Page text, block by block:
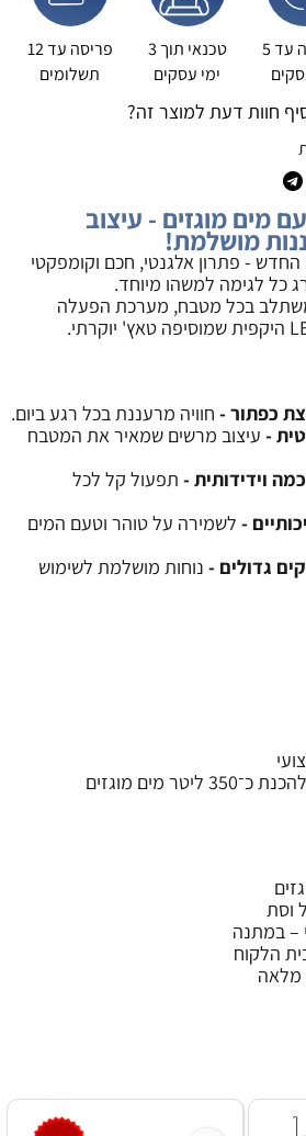
אספקה עד 5
טכנאי תוך 3
ימי עסקים
פריסה עד 12
תשלומים
חוות דעת למוצר זה?
מים מוגזים - עיצוב
מושלמת!
החדש - פתרון אלגנטי, חכם וקומפקטי
כל לגימה למשהו מיוחד.
בכל מטבח, מערכת הפעלה
כפתור - חוויה מרעננת בכל רגע ביום.
עיצוב מרשים שמאיר את המטבח
וידידותית - תפעול קל לכל
- לשמירה על טוהר וטעם המים
גדולים - נוחות מושלמת לשימוש
– במתנה
הלקוח
מלאה